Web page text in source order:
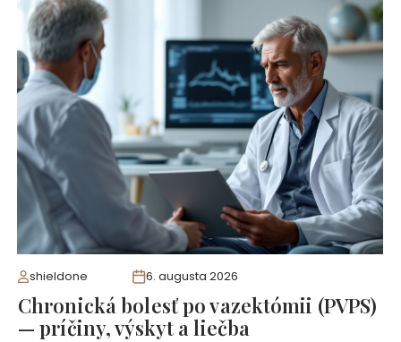
shieldone 6. augusta 2026
Chronická bolesť po vazektómii (PVPS)
— príčiny, výskyt a liečba